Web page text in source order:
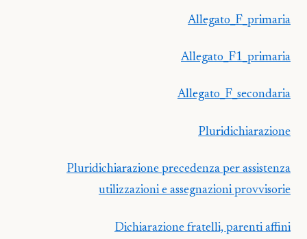
Allegato_F_primaria
Allegato_F1_primaria
Allegato_F_secondaria
Pluridichiarazione
Pluridichiarazione precedenza per assistenza
utilizzazioni e assegnazioni provvisorie
Dichiarazione fratelli, parenti affini